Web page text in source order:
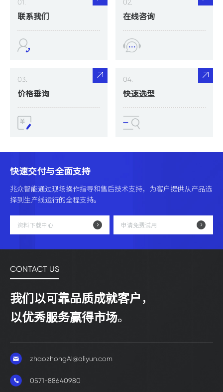
01.
联系我们
02.
在线咨询
03.
价格垂询
04.
快速选型
快速交付与全面支持
兆众智能通过现场操作指导和售后技术支持，为客户提供从产品选
择到生产线运行的全程支持。
资料下载中心 申请免费试用
CONTACT US
我们以可靠品质成就客户 ，
以优秀服务赢得市场。
zhaozhongAI@aliyun.com
0571-88640980